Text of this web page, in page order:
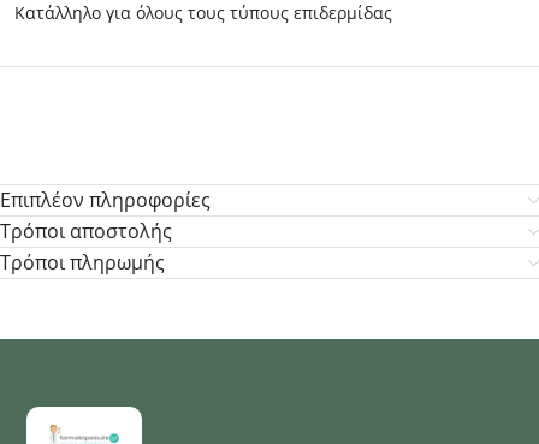
Κατάλληλο για όλους τους τύπους επιδερμίδας
Επιπλέον πληροφορίες
Τρόποι αποστολής
Τρόποι πληρωμής